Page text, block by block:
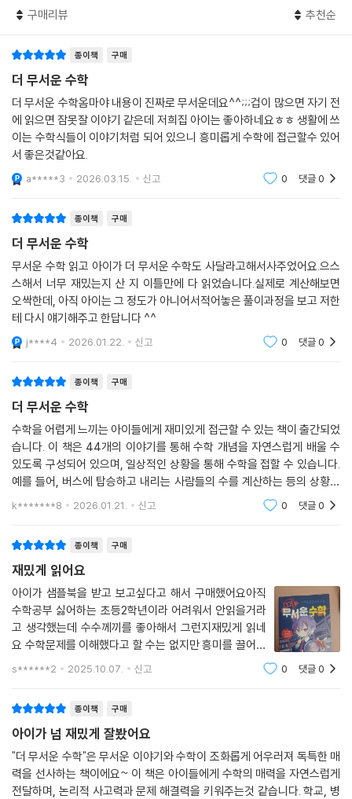
귀신에 홀린 듯 수학 문제를 풀고 있었다!
교양서!
초등학교 3학년이 넘어가면서 아이들은 수학을 어렵게 느끼고 멀리하기
시작한다. 수식은 복잡해지고, 문제는 길어지고… 더 이상 수학에서 재미
를 찾지 못하는 것이다. 초등학교 때 느끼는 수학에 대한 인상이 평생을 좌
우하는데, 억지로 하는 수학 공부라면 제대로 방향을 잡을 수도, 오래 함께
할 수 없다. 특히 서술형 문제와 풀이 과정에 대한 학습이 늘어나면서 아이
들은 문제에 대한 이해도 하지 못하는 경우가 많다. 긴 문장 속에서 식을 어
수학에 대한 흥미는 더욱 떨어지는 악순환이 반복된다.
《더 무서운 수학》은 이야기나 문장 속에서 수식을 뽑아내는 방법을 자연스
럽게 알게 한다. 이는 수학적 사고가 필요한 일인데, 오싹한 이야기와 수학
적 해결 과정을 반복해서 읽으면서 자연스럽게 학습하게 되는 것이다. 이
과정을 반복하다 보면 점차 식을 세우는 능력이 향상된다. 수학적 학습과
이야기의 즐거움이 공존하는 《더 무서운 수학》으로 문제 해결력과 논리적
친구, 가족, 선생님과 함께 문제를 내고 맞힌다!
읽고 나누며 수학 실력이 쑥쑥 성장하는 책!
공부는 문제를 푸는 데서 끝나는 것이 아니라, 다른 사람에게 설명할 수 있
어야 완성된다는 말을 들어본 적이 있을 것이다. 제대로 알지 않으면 설명
할 수 없다는 뜻이기도 하고, 풀이 과정을 다른 이에게 전달하면서 나 또한
더욱 확실히 알게 된다는 말이기도 하다.
《더 무서운 수학》은 이야기가 짧아서 먼저 빨리 읽고 다른 이에게 문제를
내기 좋은 구조로 되어 있다. 가장 무서운 문제, 또는 가장 자신 있는 문제
를 주변 친구나 부모님에게 내 보자. 으스스한 목소리로 실감 나게 읽어 주
면, 효과는 배가 될 것이다.
구매리뷰 추천순
종이책 구매
더 무서운 수학
더 무서운 수학옴마야 내용이 진짜로 무서운데요^^;;;겁이 많으면 자기 전
에 읽으면 잠못잘 이야기 같은데 저희집 아이는 좋아하네요ㅎㅎ 생활에 쓰
이는 수학식들이 이야기처럼 되어 있으니 흥미롭게 수학에 접근할수 있어
서 좋은것같아요.
a*****3 2026.03.15. 신고 0 댓글0
종이책 구매
더 무서운 수학
무서운 수학 읽고 아이가 더 무서운 수학도 사달라고해서사주었어요.으스
스해서 너무 재밌는지 산 지 이틀만에 다 읽었습니다.실제로 계산해보면
오싹한데, 아직 아이는 그 정도가 아니어서적어놓은 풀이과정을 보고 저한
테 다시 얘기해주고 한답니다 ^^
j****4 2026.01.22. 신고 0 댓글0
종이책 구매
더 무서운 수학
수학을 어렵게 느끼는 아이들에게 재미있게 접근할 수 있는 책이 출간되었
습니다. 이 책은 44개의 이야기를 통해 수학 개념을 자연스럽게 배울 수
있도록 구성되어 있으며, 일상적인 상황을 통해 수학을 접할 수 있습니다.
예를 들어, 버스에 탑승하고 내리는 사람들의 수를 계산하는 등의 상황을
다루고 있습니다.
k*******8 2026.01.21. 신고 0 댓글0
종이책 구매
재밌게 읽어요
아이가 샘플북을 받고 보고싶다고 해서 구매했어요아직
수학공부 싫어하는 초등2학년이라 어려워서 안읽을거라
고 생각했는데 수수께끼를 좋아해서 그런지재밌게 읽네
요 수학문제를 이해했다고 할 수는 없지만 흥미를 끌어서
나중에 다시 읽어보면 알겠죠
s******2 2025.10.07. 신고 0 댓글0
종이책 구매
아이가 넘 재밌게 잘봤어요
"더 무서운 수학"은 무서운 이야기와 수학이 조화롭게 어우러져 독특한 매
력을 선사하는 책이에요~ 이 책은 아이들에게 수학의 매력을 자연스럽게
전달하며, 논리적 사고력과 문제 해결력을 키워주는것 같습니다. 학교, 병